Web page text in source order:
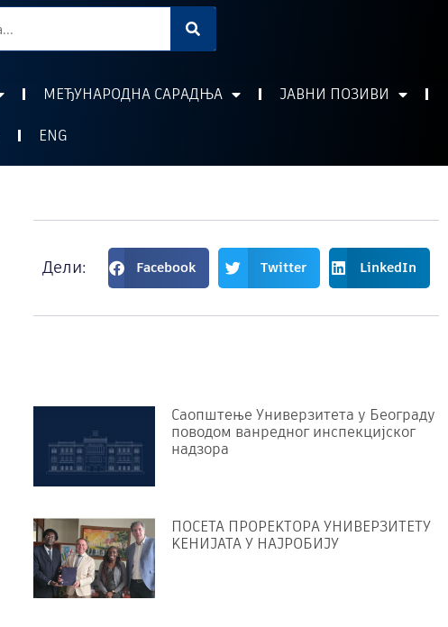
МЕЂУНАРОДНА САРАДЊА
ЈАВНИ ПОЗИВИ
ENG
Дели: Facebook Twitter LinkedIn
Саопштење Универзитета у Београду
поводом ванредног инспекцијског
надзора
ПОСЕТА ПРОРЕKТОРА УНИВЕРЗИТЕТУ
KЕНИЈАТА У НАЈРОБИЈУ